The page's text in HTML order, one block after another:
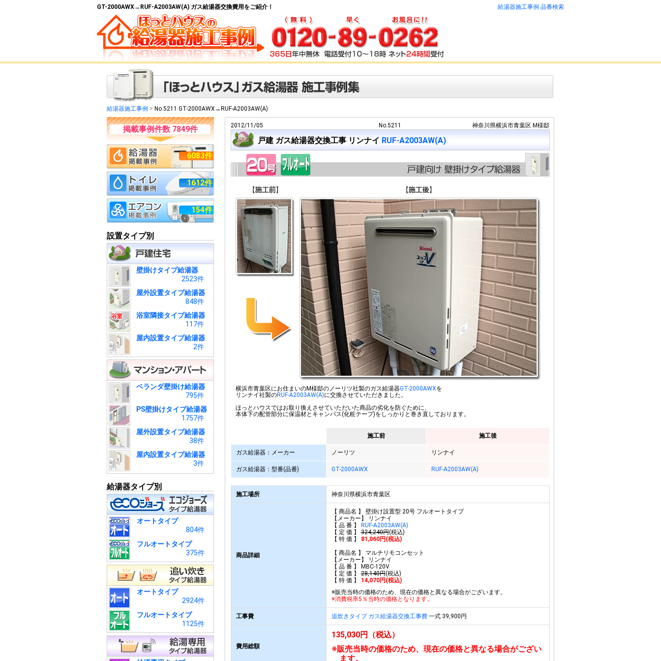
GT-2000AWX→RUF-A2003AW(A) ガス給湯器交換費用をご紹介！ 給湯器施工事例 品番検索
給湯器施工事例 > No.5211 GT-2000AWX→RUF-A2003AW(A)
掲載事例件数 7849件
6083件
1612件
154件
設置タイプ別
壁掛けタイプ給湯器
2523件
屋外設置タイプ給湯器
848件
浴室隣接タイプ給湯器
117件
屋内設置タイプ給湯器
2件
ベランダ壁掛け給湯器
795件
PS壁掛けタイプ給湯器
1757件
屋外設置タイプ給湯器
38件
屋内設置タイプ給湯器
3件
給湯器タイプ別
オートタイプ
804件
フルオートタイプ
375件
オートタイプ
2924件
フルオートタイプ
1125件
2012/11/05 No.5211 神奈川県横浜市青葉区 M様邸
戸建 ガス給湯器交換工事 リンナイ RUF-A2003AW(A)
横浜市青葉区にお住まいのM様邸のノーリツ社製のガス給湯器GT-2000AWXを
リンナイ社製のRUF-A2003AW(A)に交換させていただきました。
ほっとハウスではお取り換えさせていただいた商品の劣化を防ぐために、
本体下の配管部分に保温材とキャンパス(化粧テープ)をしっかりと巻き直しております。
施工前 施工後
ガス給湯器：メーカー ノーリツ リンナイ
ガス給湯器：型番(品番) GT-2000AWX RUF-A2003AW(A)
施工場所 神奈川県横浜市青葉区
商品詳細
【 商品名 】 壁掛け設置型 20号 フルオートタイプ
【メーカー】 リンナイ
【 品 番 】
RUF-A2003AW(A)
【 定 価 】324,240円(税込)
【 特 価 】
81,060円(税込)
【 商品名 】 マルチリモコンセット
【メーカー】 リンナイ
【 品 番 】 MBC-120V
【 定 価 】28,140円(税込)
【 特 価 】
14,070円(税込)
※販売当時の価格のため、現在の価格と異なる場合がございます。
※消費税率5％当時の価格となります。
工事費 追炊きタイプ ガス給湯器交換工事費一式 39,900円
費用総額
135,030円（税込）
※販売当時の価格のため、現在の価格と異なる場合がござい
ます。